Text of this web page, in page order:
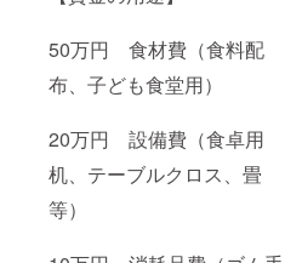
50万円 食材費（食料配
布、子ども食堂用）
20万円 設備費（食卓用
机、テーブルクロス、畳
等）